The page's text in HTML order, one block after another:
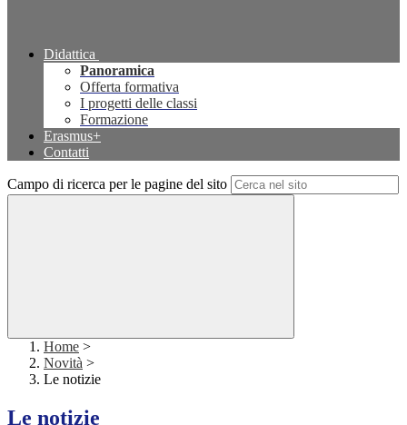
Didattica
Panoramica
Offerta formativa
I progetti delle classi
Formazione
Erasmus+
Contatti
Campo di ricerca per le pagine del sito
Home >
Novità >
Le notizie
Le notizie